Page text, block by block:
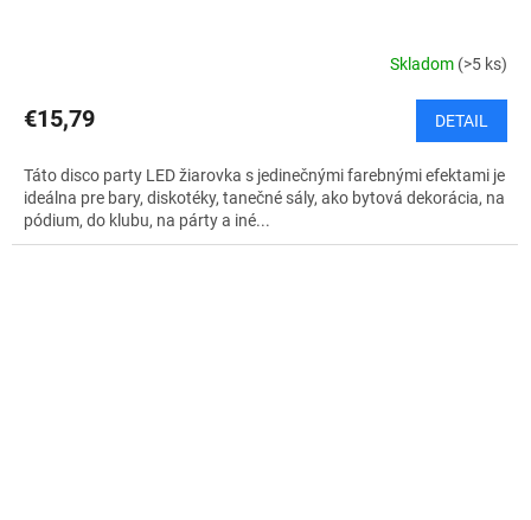
Skladom (>5 ks)
€15,79 DETAIL
Táto disco party LED žiarovka s jedinečnými farebnými efektami je
ideálna pre bary, diskotéky, tanečné sály, ako bytová dekorácia, na
pódium, do klubu, na párty a iné...